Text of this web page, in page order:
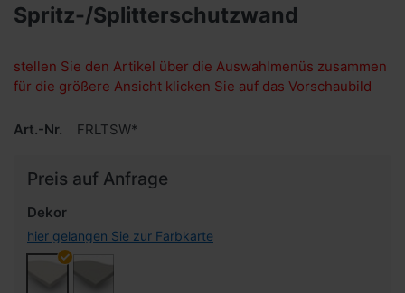
Spritz-/Splitterschutzwand
stellen Sie den Artikel über die Auswahlmenüs zusammen
für die größere Ansicht klicken Sie auf das Vorschaubild
Art.-Nr. FRLTSW*
Preis auf Anfrage
Dekor
hier gelangen Sie zur Farbkarte